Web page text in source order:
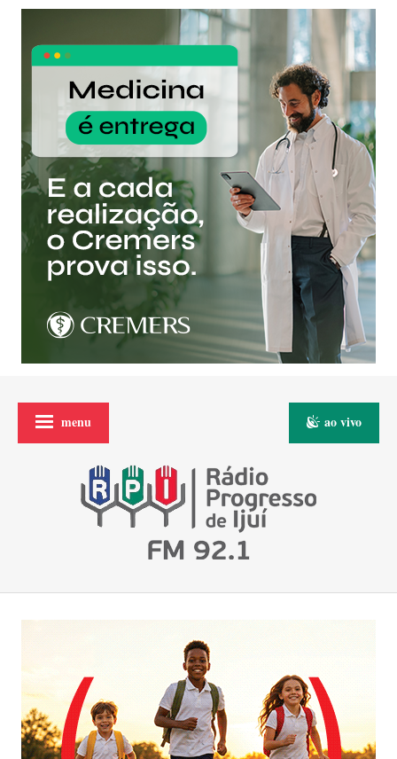
menu ao vivo